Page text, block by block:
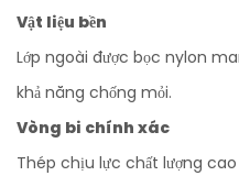
Vật liệu bền
Lớp ngoài được bọc nylon
khả năng chống mỏi.
Vòng bi chính xác
Thép chịu lực chất lượng